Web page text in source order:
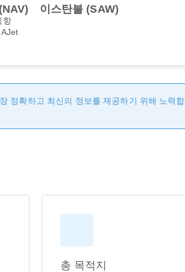
이스탄불 (SAW)
항
AJet
정확하고 최신의 정보를 제공하기 위해 노력합
총 목적지